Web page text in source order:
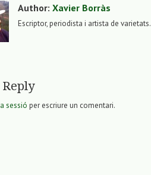
Author: Xavier Borràs
Escriptor, periodista i artista de varietats.
Reply
sessió per escriure un comentari.